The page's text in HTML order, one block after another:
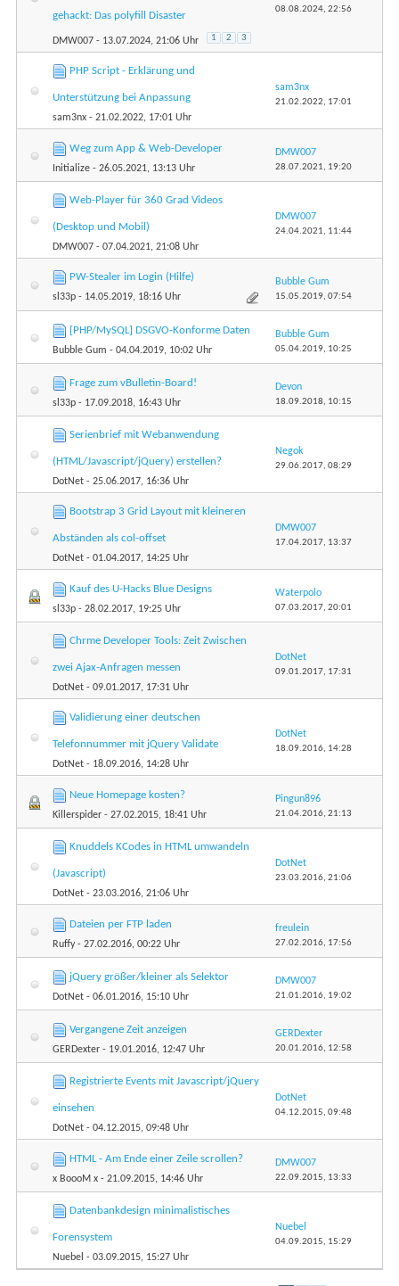
gehackt: Das polyfill Disaster
DMW007 - 13.07.2024, 21:06 Uhr 1 2 3
08.08.2024, 22:56
PHP Script - Erklärung und
Unterstützung bei Anpassung
sam3nx - 21.02.2022, 17:01 Uhr
sam3nx
21.02.2022, 17:01
Weg zum App & Web-Developer
Initialize - 26.05.2021, 13:13 Uhr
DMW007
28.07.2021, 19:20
Web-Player für 360 Grad Videos
(Desktop und Mobil)
DMW007 - 07.04.2021, 21:08 Uhr
DMW007
24.04.2021, 11:44
PW-Stealer im Login (Hilfe)
sl33p - 14.05.2019, 18:16 Uhr
Bubble Gum
15.05.2019, 07:54
[PHP/MySQL] DSGVO-Konforme Daten
Bubble Gum - 04.04.2019, 10:02 Uhr
Bubble Gum
05.04.2019, 10:25
Frage zum vBulletin-Board!
sl33p - 17.09.2018, 16:43 Uhr
Devon
18.09.2018, 10:15
Serienbrief mit Webanwendung
(HTML/Javascript/jQuery) erstellen?
DotNet - 25.06.2017, 16:36 Uhr
Negok
29.06.2017, 08:29
Bootstrap 3 Grid Layout mit kleineren
Abständen als col-offset
DotNet - 01.04.2017, 14:25 Uhr
DMW007
17.04.2017, 13:37
Kauf des U-Hacks Blue Designs
sl33p - 28.02.2017, 19:25 Uhr
Waterpolo
07.03.2017, 20:01
Chrme Developer Tools: Zeit Zwischen
zwei Ajax-Anfragen messen
DotNet - 09.01.2017, 17:31 Uhr
DotNet
09.01.2017, 17:31
Validierung einer deutschen
Telefonnummer mit jQuery Validate
DotNet - 18.09.2016, 14:28 Uhr
DotNet
18.09.2016, 14:28
Neue Homepage kosten?
Killerspider - 27.02.2015, 18:41 Uhr
Pingun896
21.04.2016, 21:13
Knuddels KCodes in HTML umwandeln
(Javascript)
DotNet - 23.03.2016, 21:06 Uhr
DotNet
23.03.2016, 21:06
Dateien per FTP laden
Ruffy- 27.02.2016, 00:22 Uhr
freulein
27.02.2016, 17:56
jQuery größer/kleiner als Selektor
DotNet - 06.01.2016, 15:10 Uhr
DMW007
21.01.2016, 19:02
Vergangene Zeit anzeigen
GERDexter - 19.01.2016, 12:47 Uhr
GERDexter
20.01.2016, 12:58
Registrierte Events mit Javascript/jQuery
einsehen
DotNet - 04.12.2015, 09:48 Uhr
DotNet
04.12.2015, 09:48
HTML - Am Ende einer Zeile scrollen?
x BoooM x - 21.09.2015, 14:46 Uhr
DMW007
22.09.2015, 13:33
Datenbankdesign minimalistisches
Forensystem
Nuebel - 03.09.2015, 15:27 Uhr
Nuebel
04.09.2015, 15:29